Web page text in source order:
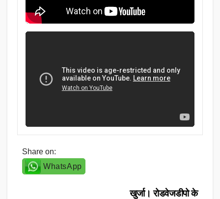
Share on:
WhatsApp
खुर्जा। रोडवेजडीपो के